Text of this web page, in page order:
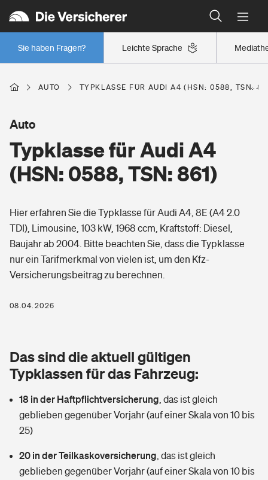
Leichte Sprache
Sie haben Fragen?
Wer versichert was: Jetzt Versicherer finden
Regionalklassen: So ist Ihre Region eingestuft
Wer versichert was: Jetzt Versicherer finden
Berufsunfähigkeitsversicherung
Erwerbsunfähigkeitsversicherung
Grundfähigkeitsversicherung
Arbeitsrechtsschutz
Berufshaftpflichtversicherung
Zur Übersicht
Tools
Wer versichert was: Jetzt Versicherer finden
Sie haben Fragen?
Wohnen
Glasversicherung
Mietkautionsversicherung
Restkreditversicherung
Freizeit
Pri­vate Haft­pflicht­
Kinderunfall­ver­si­che­rung
Kinderinvalidität
Hundehalter-Haftpflicht
Gesundheit
Private Krankenversicherung
Dread-Disease-Versicherung
Tierkrankenversicherung
Zur Übersicht
Tools
AUTO TYPKLASSE FÜR AUDI A4 (HSN: 0588, TSN:
Typklasse für Audi A4
(HSN: 0588, TSN: 861)
Auto
Hier erfahren Sie die Typklasse für Audi A4, 8E (A4 2.0
TDI), Limousine, 103 kW, 1968 ccm, Kraftstoff: Diesel,
Baujahr ab 2004. Bitte beachten Sie, dass die Typklasse
nur ein Tarifmerkmal von vielen ist, um den Kfz-
Versicherungsbeitrag zu berechnen.
08.04.2026
Das sind die aktuell gültigen
Typklassen für das Fahrzeug:
18 in der Haftpflichtversicherung das ist gleich
geblieben gegenüber Vorjahr (auf einer Skala von 10 bis
25)
20 in der Teilkaskoversicherung das ist gleich
geblieben gegenüber Vorjahr (auf einer Skala von 10 bis